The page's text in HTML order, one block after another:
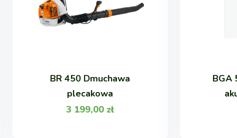
BR 450 Dmuchawa
plecakowa
3 199,00 zł
BGA